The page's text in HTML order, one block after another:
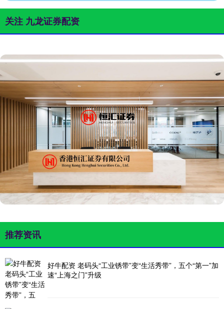
关注 九龙证券配资
推荐资讯
好牛配资 老码头“工业锈带”变“生活秀带”，五个“第一”加
速“上海之门”升级